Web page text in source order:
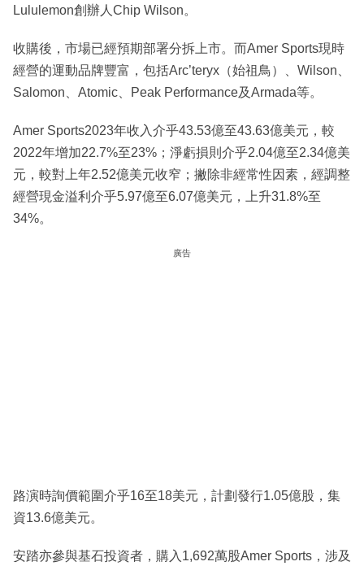
Lululemon創辦人Chip Wilson。
收購後，市場已經預期部署分拆上市。而Amer Sports現時
經營的運動品牌豐富，包括Arc’teryx（始祖鳥）、Wilson、
Salomon、Atomic、Peak Performance及Armada等。
Amer Sports2023年收入介乎43.53億至43.63億美元，較
2022年增加22.7%至23%；淨虧損則介乎2.04億至2.34億美
元，較對上年2.52億美元收窄；撇除非經常性因素，經調整
經營現金溢利介乎5.97億至6.07億美元，上升31.8%至
34%。
廣告
路演時詢價範圍介乎16至18美元，計劃發行1.05億股，集
資13.6億美元。
安踏亦參與基石投資者，購入1,692萬股Amer Sports，涉及